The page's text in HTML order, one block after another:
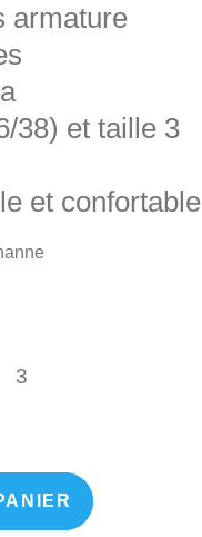
armature
38) et taille 3
et confortable
3